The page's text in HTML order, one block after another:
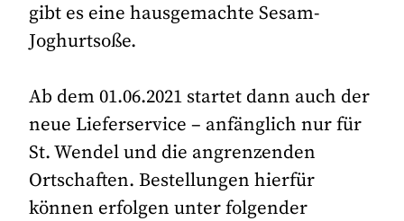
gibt es eine hausgemachte Sesam-
Joghurtsoße.
Ab dem 01.06.2021 startet dann auch der
neue Lieferservice – anfänglich nur für
St. Wendel und die angrenzenden
Ortschaften. Bestellungen hierfür
können erfolgen unter folgender